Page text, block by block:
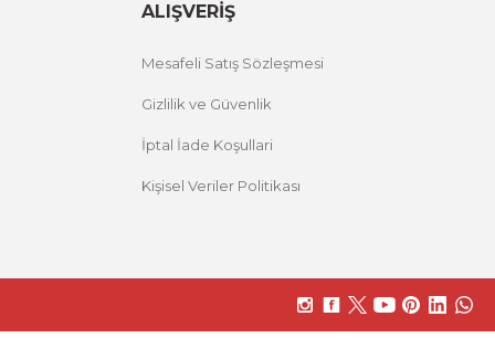
ALIŞVERİŞ
Mesafeli Satış Sözleşmesi
Gizlilik ve Güvenlik
İptal İade Koşullari
Kişisel Veriler Politikası